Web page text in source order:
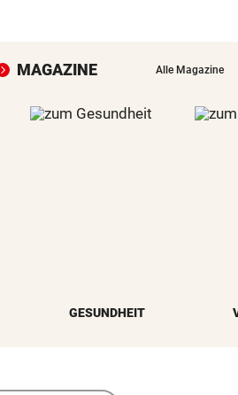
MAGAZINE Alle Magazine
GESUNDHEIT